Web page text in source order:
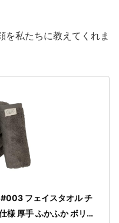
を私たちに教えてくれま
フェイスタオル チ
様 厚手 ふかふか ボリュ